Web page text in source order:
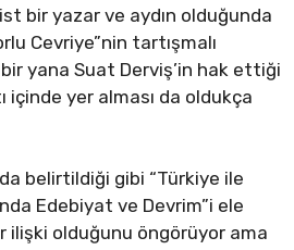
bir yazar ve aydın olduğunda
Cevriye”nin tartışmalı
yana Suat Derviş’in hak ettiği
içinde yer alması da oldukça
belirtildiği gibi “Türkiye ile
Edebiyat ve Devrim”i ele
ilişki olduğunu öngörüyor ama